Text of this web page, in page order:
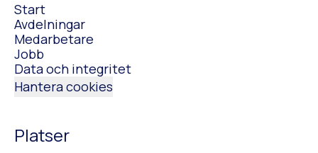
Start
Avdelningar
Medarbetare
Jobb
Data och integritet
Hantera cookies
Platser